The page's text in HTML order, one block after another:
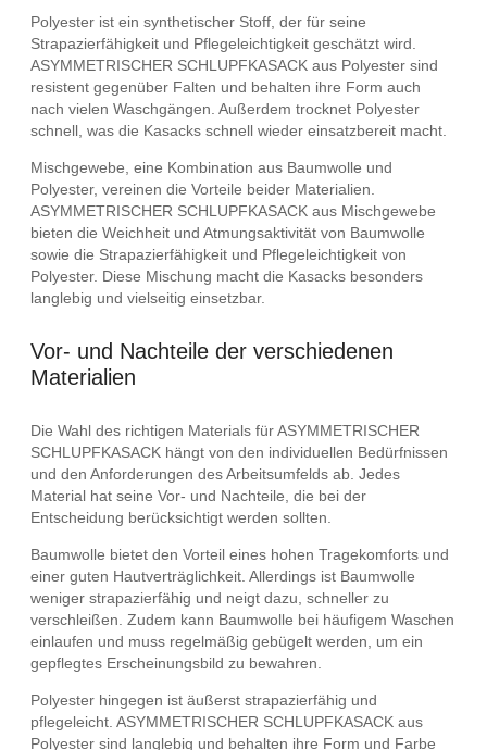
Polyester ist ein synthetischer Stoff, der für seine
Strapazierfähigkeit und Pflegeleichtigkeit geschätzt wird.
ASYMMETRISCHER SCHLUPFKASACK aus Polyester sind
resistent gegenüber Falten und behalten ihre Form auch
nach vielen Waschgängen. Außerdem trocknet Polyester
schnell, was die Kasacks schnell wieder einsatzbereit macht.
Mischgewebe, eine Kombination aus Baumwolle und
Polyester, vereinen die Vorteile beider Materialien.
ASYMMETRISCHER SCHLUPFKASACK aus Mischgewebe
bieten die Weichheit und Atmungsaktivität von Baumwolle
sowie die Strapazierfähigkeit und Pflegeleichtigkeit von
Polyester. Diese Mischung macht die Kasacks besonders
langlebig und vielseitig einsetzbar.
Vor- und Nachteile der verschiedenen
Materialien
Die Wahl des richtigen Materials für ASYMMETRISCHER
SCHLUPFKASACK hängt von den individuellen Bedürfnissen
und den Anforderungen des Arbeitsumfelds ab. Jedes
Material hat seine Vor- und Nachteile, die bei der
Entscheidung berücksichtigt werden sollten.
Baumwolle bietet den Vorteil eines hohen Tragekomforts und
einer guten Hautverträglichkeit. Allerdings ist Baumwolle
weniger strapazierfähig und neigt dazu, schneller zu
verschleißen. Zudem kann Baumwolle bei häufigem Waschen
einlaufen und muss regelmäßig gebügelt werden, um ein
gepflegtes Erscheinungsbild zu bewahren.
Polyester hingegen ist äußerst strapazierfähig und
pflegeleicht. ASYMMETRISCHER SCHLUPFKASACK aus
Polyester sind langlebig und behalten ihre Form und Farbe